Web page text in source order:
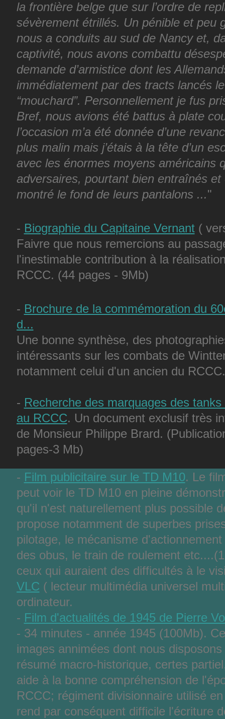
la frontière belge que sur l’ordre de
sévèrement étrillés. Un pénible et peu
nous a conduits au sud de Nancy et,
captivité, nous avons combattu
demande d’armistice dont les
immédiatement par des tracts lancés
“mouchard”. Personnellement je fus
Bref, nous avions été battus à plate
l’occasion m’a été donnée d’une
plus malin mais j’étais à la tête d’un
avec les énormes moyens américains
adversaires, pourtant bien entraînés et
montré le fond de leurs pantalons ..."
- Biographie du Capitaine Vernant(
Faivre que nous remercions au
l'inestimable contribution à la
RCCC. (44 pages - 9Mb)
- Brochure de la commémoration du
d...
Une bonne synthèse, des
intéressants sur les combats de
notamment celui d'un ancien du RCCC.
- Recherche des marquages des
au RCCC. Un document exclusif très
de Monsieur Philippe Brard.
pages-3 Mb)
- Film publicitaire sur le TD M10. Le
peut voir le TD M10 en pleine
qu'il n'est naturellement plus possible
propose notamment de superbes
pilotage, le mécanisme
des obus, le train de roulement
ceux qui auraient des difficultés à le
VLC ( lecteur multimédia universel
ordinateur.
- Film d'actualités de 1945 de Pierre
- 34 minutes - année 1945 (100Mb).
images annimées dont nous
résumé macro-historique, certes
aide à la bonne compréhension de
RCCC; régiment divisionnaire utilisé
rend par conséquent difficile l'écriture